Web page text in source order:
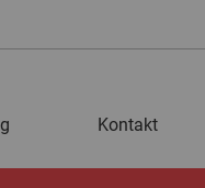
Kontakt
jsme, až si
těchto
návštěvě...
Ne, děkuji.